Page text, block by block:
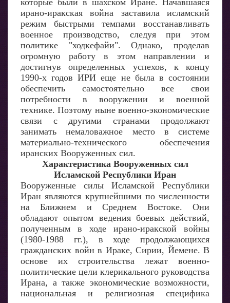
которые были в шахском Иране. Начавшаяся
ирано-иракская война заставила исламский
режим быстрыми темпами восстанавливать
военное производство, следуя при этом
политике "ходкефайи". Однако, проделав
огромную работу в этом направлении и
достигнув определенных успехов, к концу
1990-х годов ИРИ еще не была в состоянии
обеспечить самостоятельно все свои
потребности в вооружении и военной
технике. Поэтому ныне военно-экономические
связи с другими странами продолжают
занимать немаловажное место в системе
материально-технического обеспечения
иранских Вооруженных сил.
Характеристика Вооруженных сил
Исламской Республики Иран
Вооруженные силы Исламской Республики
Иран являются крупнейшими по численности
на Ближнем и Среднем Востоке. Они
обладают опытом ведения боевых действий,
полученным в ходе ирано-иракской войны
(1980-1988 гг.), в ходе продолжающихся
гражданских войн в Ираке, Сирии, Йемене. В
основе их строительства лежат военно-
политические цели клерикального руководства
Ирана, а также экономические возможности,
национальная и религиозная специфика